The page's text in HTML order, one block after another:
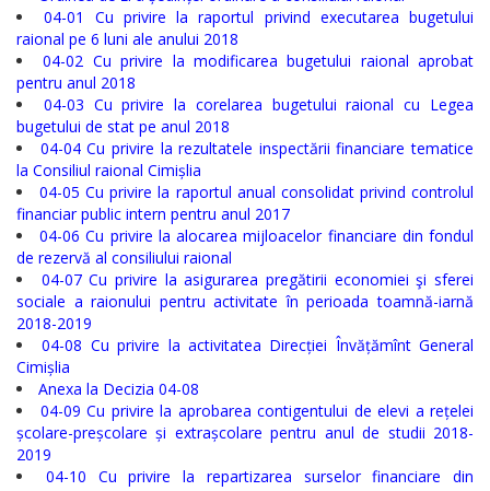
Serviciul
Arhivă
Serviciul
Juridic
Serviciul
Audit
Declarații
de
avere
și
interese
personale
04-01 Cu privire la raportul privind executarea bugetului
raional pe 6 luni ale anului 2018
04-02 Cu privire la modificarea bugetului raional aprobat
pentru anul 2018
04-03 Cu privire la corelarea bugetului raional cu Legea
bugetului de stat pe anul 2018
04-04 Cu privire la rezultatele inspectării financiare tematice
la Consiliul raional Cimișlia
04-05 Cu privire la raportul anual consolidat privind controlul
financiar public intern pentru anul 2017
04-06 Cu privire la alocarea mijloacelor financiare din fondul
de rezervă al consiliului raional
04-07 Сu privire la asigurarea pregătirii economiei şi sferei
sociale a raionului pentru activitate în perioada toamnă-iarnă
2018-2019
04-08 Cu privire la activitatea Direcției Învățămînt General
Cimișlia
Anexa la Decizia 04-08
04-09 Cu privire la aprobarea contigentului de elevi a rețelei
școlare-preșcolare și extrașcolare pentru anul de studii 2018-
2019
04-10 Cu privire la repartizarea surselor financiare din